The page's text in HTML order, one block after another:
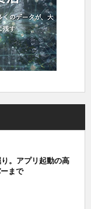
。アプリ起動の高
まで